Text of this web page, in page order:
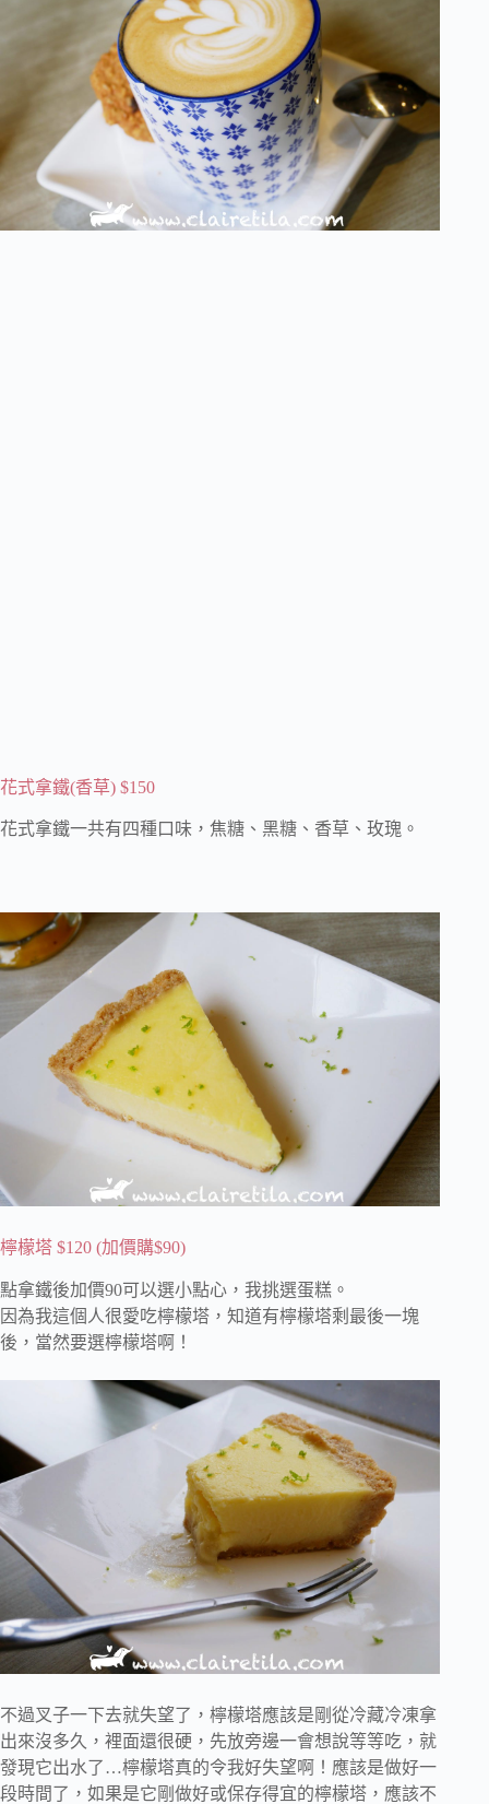
花式拿鐵(香草) $150
花式拿鐵一共有四種口味，焦糖、黑糖、香草、玫瑰。
檸檬塔 $120 (加價購$90)
點拿鐵後加價90可以選小點心，我挑選蛋糕。
因為我這個人很愛吃檸檬塔，知道有檸檬塔剩最後一塊
後，當然要選檸檬塔啊！
不過叉子一下去就失望了，檸檬塔應該是剛從冷藏冷凍拿
出來沒多久，裡面還很硬，先放旁邊一會想說等等吃，就
發現它出水了…檸檬塔真的令我好失望啊！應該是做好一
段時間了，如果是它剛做好或保存得宜的檸檬塔，應該不